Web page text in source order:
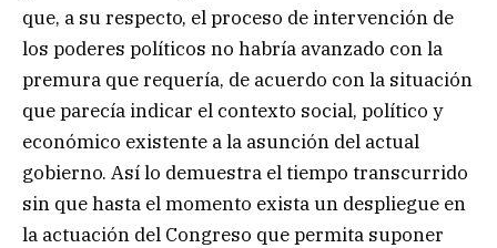
que, a su respecto, el proceso de intervención de
los poderes políticos no habría avanzado con la
premura que requería, de acuerdo con la situación
que parecía indicar el contexto social, político y
económico existente a la asunción del actual
gobierno. Así lo demuestra el tiempo transcurrido
sin que hasta el momento exista un despliegue en
la actuación del Congreso que permita suponer